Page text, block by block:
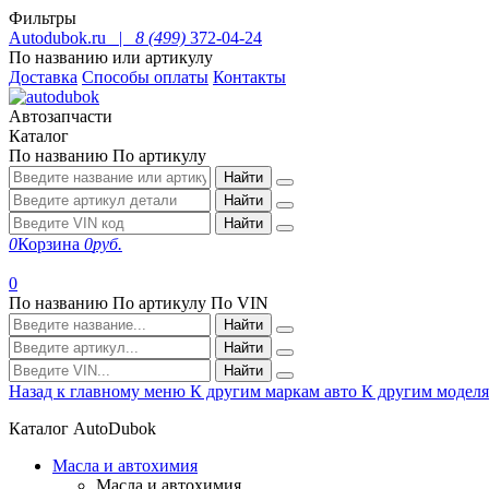
Фильтры
Autodubok.ru |
8 (499) 372-04-24
По названию или артикулу
Доставка Способы оплаты Контакты
Автозапчасти
Каталог
По названию По артикулу
Найти
Найти
Найти
0Корзина 0руб.
0
По названию По артикулу По VIN
Найти
Найти
Найти
Назад к главному меню К другим маркам авто К другим
Каталог AutoDubok
Масла и автохимия
Масла и автохимия